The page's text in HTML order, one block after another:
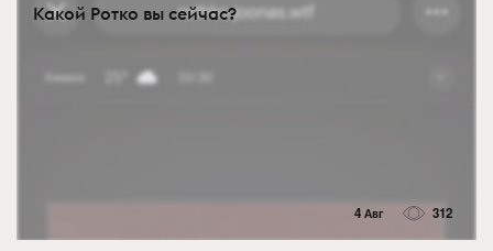
Какой Ротко вы сейчас?
4 Авг 312